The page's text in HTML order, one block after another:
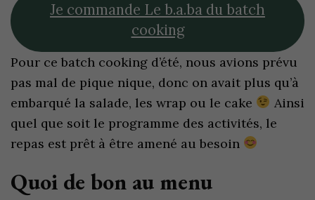
Je commande Le b.a.ba du batch
cooking
Pour ce batch cooking d’été, nous avions prévu
pas mal de pique nique, donc on avait plus qu’à
embarqué la salade, les wrap ou le cake
Ainsi
quel que soit le programme des activités, le
repas est prêt à être amené au besoin
Quoi de bon au menu